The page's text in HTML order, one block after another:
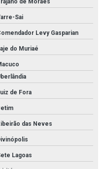
de Moraes
Sai
Levy Gasparian
do Muriaé
de Fora
das Neves
Lagoas